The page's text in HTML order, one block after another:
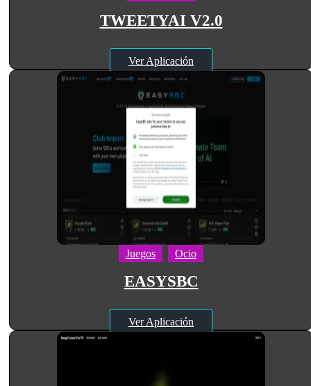
TWEETYAI V2.0
Ver Aplicación
Juegos Ocio
EASYSBC
Ver Aplicación